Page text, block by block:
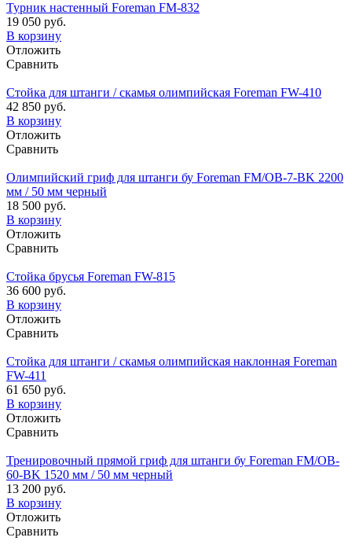
Турник настенный Foreman FM-832
19 050 руб.
В корзину
Отложить
Сравнить
Стойка для штанги / скамья олимпийская Foreman FW-410
42 850 руб.
В корзину
Отложить
Сравнить
Олимпийский гриф для штанги бу Foreman FM/OB-7-BK 2200
мм / 50 мм черный
18 500 руб.
В корзину
Отложить
Сравнить
Стойка брусья Foreman FW-815
36 600 руб.
В корзину
Отложить
Сравнить
Стойка для штанги / скамья олимпийская наклонная Foreman
FW-411
61 650 руб.
В корзину
Отложить
Сравнить
Тренировочный прямой гриф для штанги бу Foreman FM/OB-
60-BK 1520 мм / 50 мм черный
13 200 руб.
В корзину
Отложить
Сравнить